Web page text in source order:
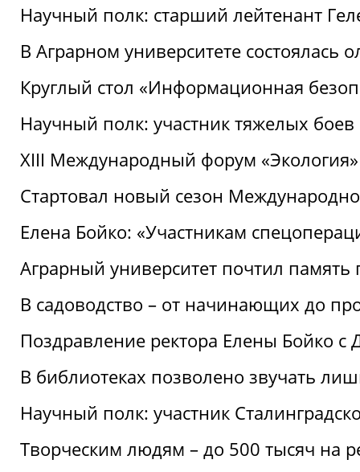
Научный полк: старший лейтенант
В Аграрном университете состоялась
Круглый стол «Информационная
Научный полк: участник тяжелых
XIII Международный форум
Стартовал новый сезон
Елена Бойко: «Участникам
Аграрный университет почтил
В садоводство – от начинающих до
Поздравление ректора Елены Бойко
В библиотеках позволено звучать
Научный полк: участник
Творческим людям – до 500 тысяч на